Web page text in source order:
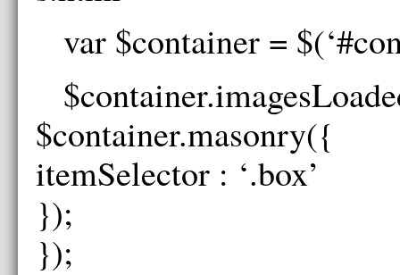
var $container =
$container.masonry({
itemSelector : ‘.box’
});
});